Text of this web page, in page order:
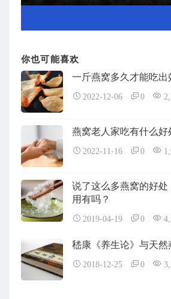
你也可能喜欢
一斤燕窝多久才能吃出
2022-12-06 0
燕窝老人家吃有什么好
2022-11-16 0
说了这么多燕窝的好
用有吗？
2019-04-19 0
嵇康《养生论》与天然
2018-12-25 0